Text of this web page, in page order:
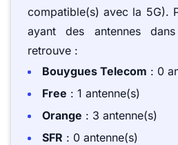
compatible(s) avec la 5G).
ayant des antennes
retrouve :
Bouygues Telecom : 0
Free : 1 antenne(s)
Orange : 3 antenne(s)
SFR : 0 antenne(s)